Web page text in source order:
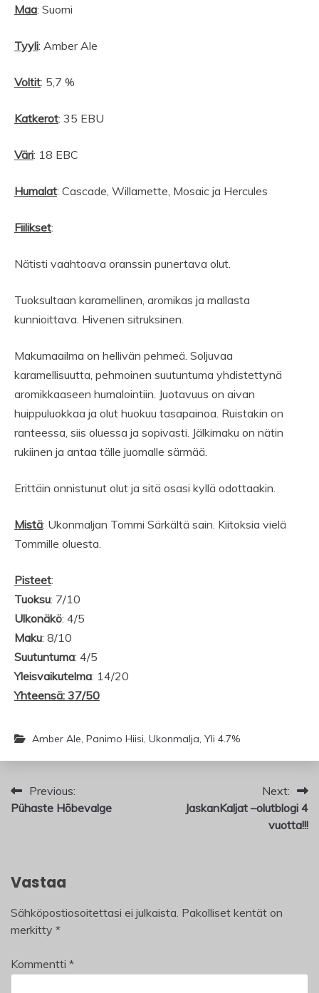
Maa: Suomi
Tyyli: Amber Ale
Voltit: 5,7 %
Katkerot: 35 EBU
Väri: 18 EBC
Humalat: Cascade, Willamette, Mosaic ja Hercules
Fiilikset:
Nätisti vaahtoava oranssin punertava olut.
Tuoksultaan karamellinen, aromikas ja mallasta
kunnioittava. Hivenen sitruksinen.
Makumaailma on hellivän pehmeä. Soljuvaa
karamellisuutta, pehmoinen suutuntuma yhdistettynä
aromikkaaseen humalointiin. Juotavuus on aivan
huippuluokkaa ja olut huokuu tasapainoa. Ruistakin on
ranteessa, siis oluessa ja sopivasti. Jälkimaku on nätin
rukiinen ja antaa tälle juomalle särmää.
Erittäin onnistunut olut ja sitä osasi kyllä odottaakin.
Mistä: Ukonmaljan Tommi Särkältä sain. Kiitoksia vielä
Tommille oluesta.
Pisteet:
Tuoksu: 7/10
Ulkonäkö: 4/5
Maku: 8/10
Suutuntuma: 4/5
Yleisvaikutelma: 14/20
Yhteensä: 37/50
Amber Ale, Panimo Hiisi, Ukonmalja, Yli 4.7%
Artikkelien
selaus
Previous:
Pühaste Hõbevalge
Next:
JaskanKaljat –olutblogi 4
vuotta!!!
Vastaa
Sähköpostiosoitettasi ei julkaista. Pakolliset kentät on
merkitty *
Kommentti *